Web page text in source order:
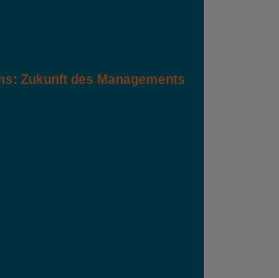
Zukunft des Managements